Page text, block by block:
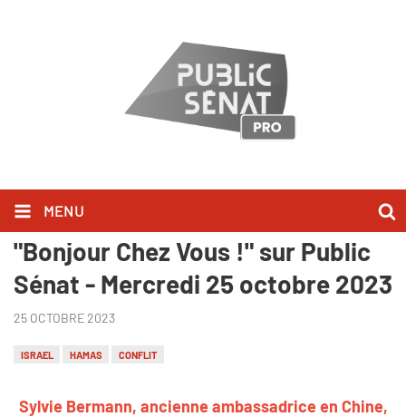
MENU
Sylvie Bermann l'a dit dans
"Bonjour Chez Vous !" sur Public
Sénat - Mercredi 25 octobre 2023
25 OCTOBRE 2023
ISRAEL HAMAS CONFLIT
Sylvie Bermann, ancienne ambassadrice en Chine,